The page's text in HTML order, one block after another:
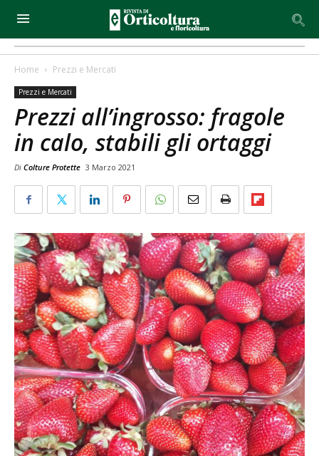
Home Prezzi e Mercati
Prezzi e Mercati
Prezzi all’ingrosso: fragole
in calo, stabili gli ortaggi
Di Colture Protette 3 Marzo 2021